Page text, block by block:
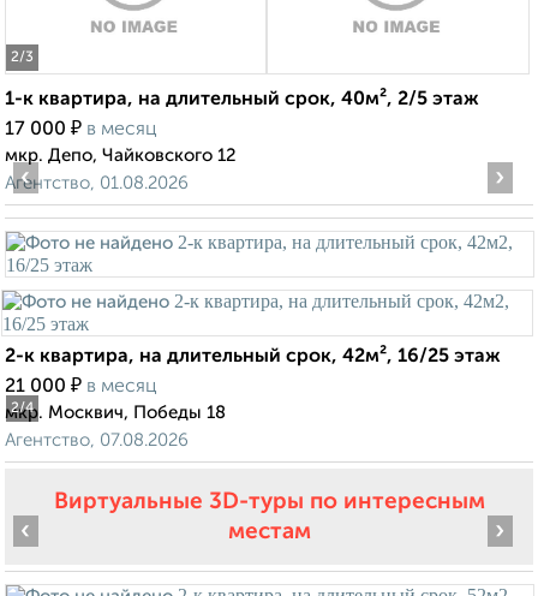
2/3
1-к квартира, на длительный срок, 40м², 2/5 этаж
17 000 ₽ в месяц
мкр. Депо, Чайковского 12
Агентство, 01.08.2026
2/4
‹ ›
2-к квартира, на длительный срок, 42м², 16/25 этаж
21 000 ₽ в месяц
мкр. Москвич, Победы 18
Агентство, 07.08.2026
Виртуальные 3D-туры по интересным
местам
‹ ›